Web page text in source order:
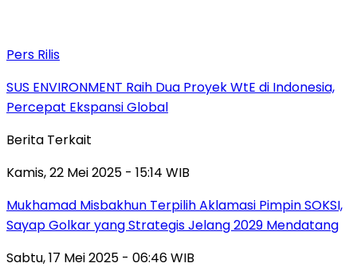
Pers Rilis
SUS ENVIRONMENT Raih Dua Proyek WtE di Indonesia,
Percepat Ekspansi Global
Berita Terkait
Kamis, 22 Mei 2025 - 15:14 WIB
Mukhamad Misbakhun Terpilih Aklamasi Pimpin SOKSI,
Sayap Golkar yang Strategis Jelang 2029 Mendatang
Sabtu, 17 Mei 2025 - 06:46 WIB